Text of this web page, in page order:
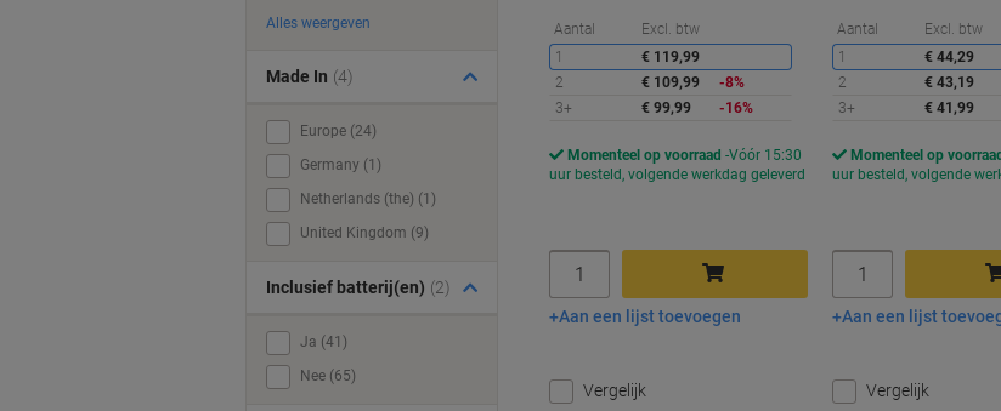
Aantal Excl. btw
Korting
1
€ 119,99
2
€ 109,99
-8%
3+
€ 99,99 -16%
Momenteel op voorraad Vóór 15:30
uur besteld, volgende werkdag geleverd
In winkelwagen
Aan een lijst toevoegen
Vergelijk
Aantal Excl. btw
1
€ 44,29
2
€ 43,19
3+
€ 41,99
Momenteel op voorraad
uur besteld, volgende
In
Aan een lijst
Vergelijk
Alles weergeven
Made In (4)
Europe (24)
Germany (1)
Netherlands (the) (1)
United Kingdom (9)
Inclusief batterij(en) (2)
Ja (41)
Nee (65)